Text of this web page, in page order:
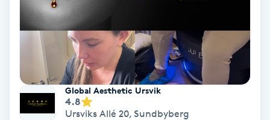
Power Yoga
PRP (Platelet Rich Plasma)
PRX-T33 Global Aesthetic Ursvik
4.8
Ursviks Allé 20, Sundbyberg